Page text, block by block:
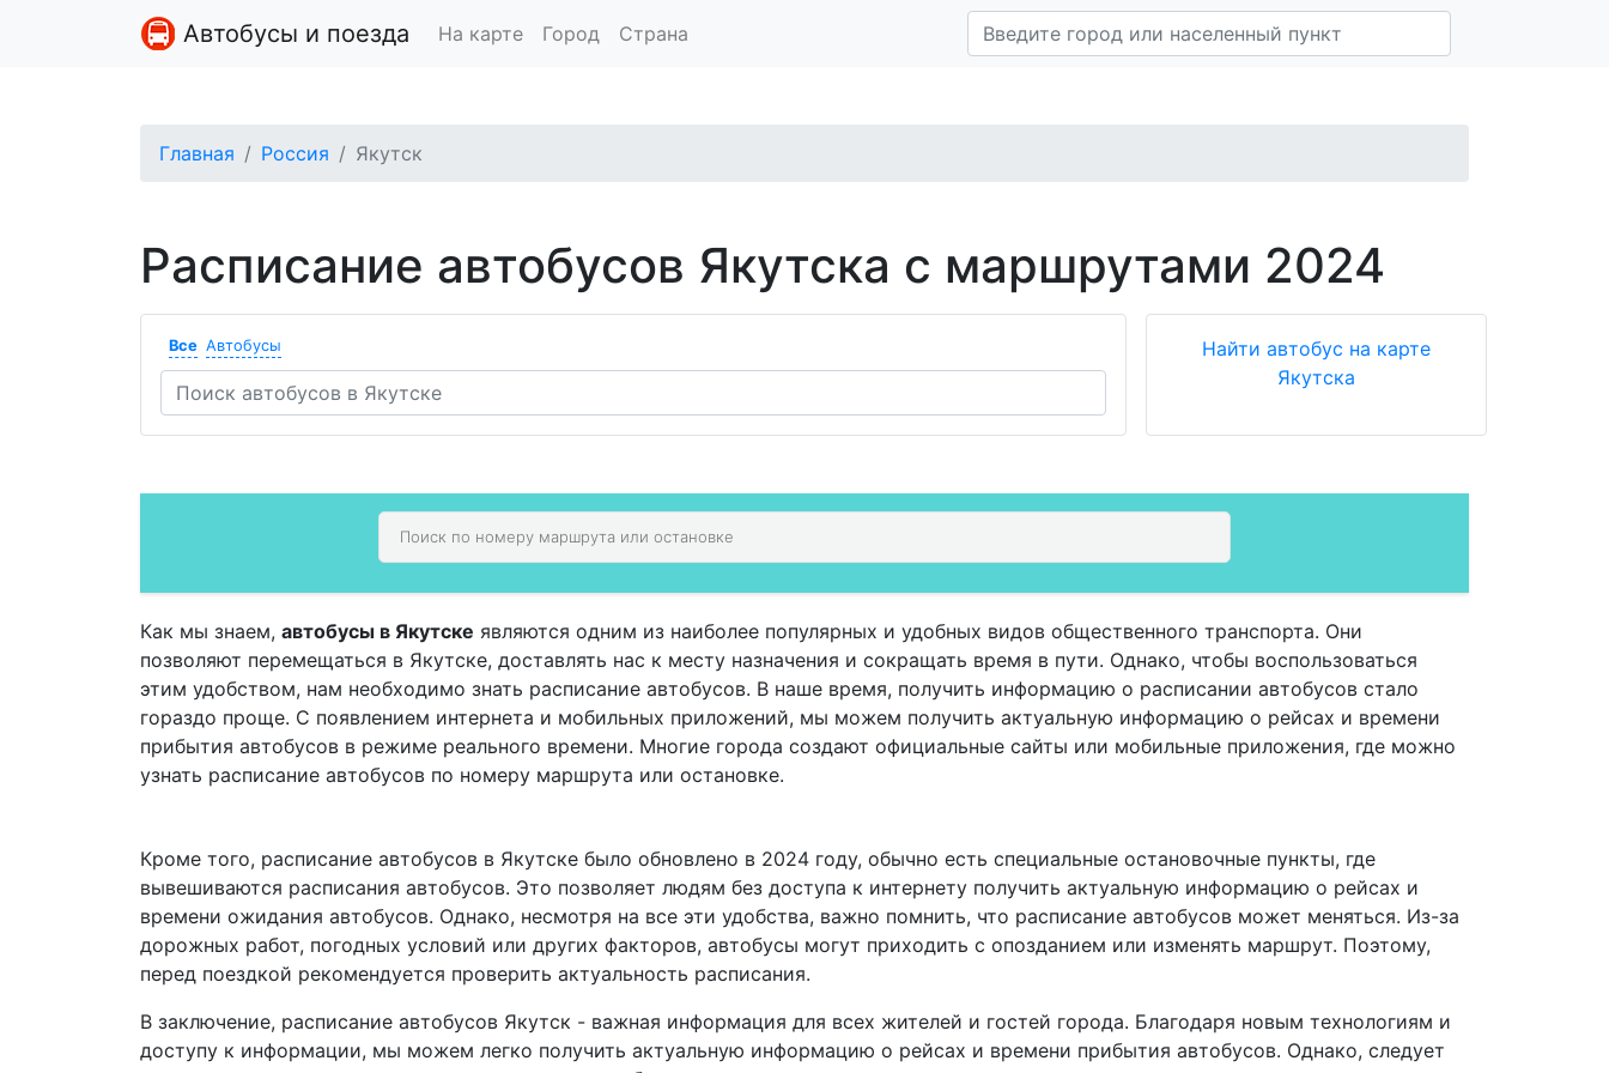
Автобусы и поезда На карте Город Страна
Главная Россия Якутск
Расписание автобусов Якутска с маршрутами 2024
Все Автобусы
Найти автобус на карте
Якутска
Как мы знаем, автобусы в Якутске являются одним из наиболее популярных и удобных видов общественного транспорта. Они
позволяют перемещаться в Якутске, доставлять нас к месту назначения и сокращать время в пути. Однако, чтобы воспользоваться
этим удобством, нам необходимо знать расписание автобусов. В наше время, получить информацию о расписании автобусов стало
гораздо проще. С появлением интернета и мобильных приложений, мы можем получить актуальную информацию о рейсах и времени
прибытия автобусов в режиме реального времени. Многие города создают официальные сайты или мобильные приложения, где можно
узнать расписание автобусов по номеру маршрута или остановке.
Кроме того, расписание автобусов в Якутске было обновлено в 2024 году, обычно есть специальные остановочные пункты, где
вывешиваются расписания автобусов. Это позволяет людям без доступа к интернету получить актуальную информацию о рейсах и
времени ожидания автобусов. Однако, несмотря на все эти удобства, важно помнить, что расписание автобусов может меняться. Из-за
дорожных работ, погодных условий или других факторов, автобусы могут приходить с опозданием или изменять маршрут. Поэтому,
перед поездкой рекомендуется проверить актуальность расписания.
В заключение, расписание автобусов Якутск - важная информация для всех жителей и гостей города. Благодаря новым технологиям и
доступу к информации, мы можем легко получить актуальную информацию о рейсах и времени прибытия автобусов. Однако, следует